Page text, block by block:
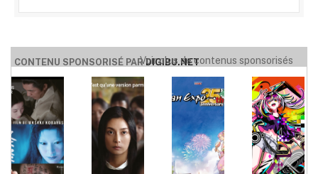
CONTENU SPONSORISÉ PARDIGIBU.NET
Voir plus de contenus sponsorisés